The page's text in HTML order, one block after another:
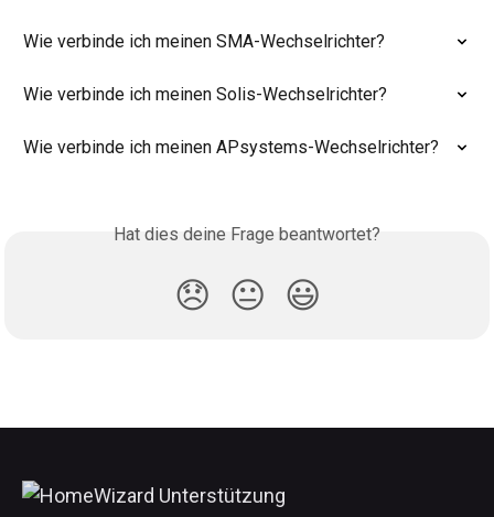
Wie verbinde ich meinen SMA-Wechselrichter?
Wie verbinde ich meinen Solis-Wechselrichter?
Wie verbinde ich meinen APsystems-Wechselrichter?
Hat dies deine Frage beantwortet?
😞 😐 😃